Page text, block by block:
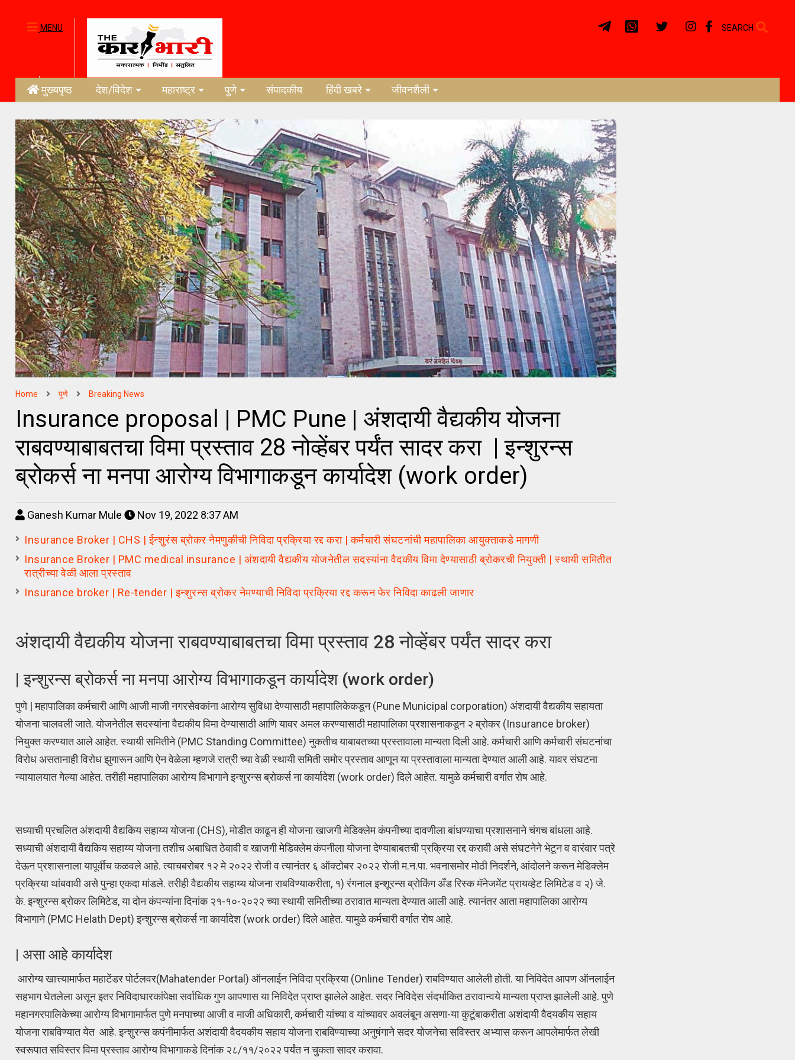
MENU SEARCH
मुख्यपृष्ठ देश/विदेश महाराष्ट्र पुणे संपादकीय हिंदी खबरे जीवनशैली
Home पुणे Breaking News
Insurance proposal | PMC Pune | अंशदायी वैद्यकीय योजना
राबवण्याबाबतचा विमा प्रस्ताव 28 नोव्हेंबर पर्यंत सादर करा | इन्शुरन्स
ब्रोकर्स ना मनपा आरोग्य विभागाकडून कार्यादेश (work order)
Ganesh Kumar Mule
Nov 19, 2022 8:37 AM
Insurance Broker | CHS | ईन्शुरंस ब्रोकर नेमणुकीची निविदा प्रक्रिया रद्द करा | कर्मचारी संघटनांची महापालिका आयुक्ताकडे मागणी
Insurance Broker | PMC medical insurance | अंशदायी वैद्यकीय योजनेतील सदस्यांना वैदकीय विमा देण्यासाठी ब्रोकरची नियुक्ती | स्थायी समितीत
रात्रीच्या वेळी आला प्रस्ताव
Insurance broker | Re-tender | इन्शुरन्स ब्रोकर नेमण्याची निविदा प्रक्रिया रद्द करून फेर निविदा काढली जाणार
अंशदायी वैद्यकीय योजना राबवण्याबाबतचा विमा प्रस्ताव 28 नोव्हेंबर पर्यंत सादर करा
| इन्शुरन्स ब्रोकर्स ना मनपा आरोग्य विभागाकडून कार्यादेश (work order)
पुणे | महापालिका कर्मचारी आणि आजी माजी नगरसेवकांना आरोग्य सुविधा देण्यासाठी महापालिकेकडून (Pune Municipal corporation) अंशदायी वैद्यकीय सहायता
योजना चालवली जाते. योजनेतील सदस्यांना वैद्यकीय विमा देण्यासाठी आणि यावर अमल करण्यासाठी महापालिका प्रशासनाकडून २ ब्रोकर (Insurance broker)
नियुक्त करण्यात आले आहेत. स्थायी समितीने (PMC Standing Committee) नुकतीच याबाबतच्या प्रस्तावाला मान्यता दिली आहे. कर्मचारी आणि कर्मचारी संघटनांचा
विरोध असतानाही विरोध झुगारून आणि ऐन वेळेला म्हणजे रात्री च्या वेळी स्थायी समिती समोर प्रस्ताव आणून या प्रस्तावाला मान्यता देण्यात आली आहे. यावर संघटना
न्यायालयात गेल्या आहेत. तरीही महापालिका आरोग्य विभागाने इन्शुरन्स ब्रोकर्स ना कार्यादेश (work order) दिले आहेत. यामुळे कर्मचारी वर्गात रोष आहे.
सध्याची प्रचलित अंशदायी वैद्यकिय सहाय्य योजना (CHS), मोडीत काढून ही योजना खाजगी मेडिक्लेम कंपनीच्या दावणीला बांधण्याचा प्रशासनाने चंगच बांधला आहे.
सध्याची अंशदायी वैद्यकिय सहाय्य योजना तशीच अबाधित ठेवावी व खाजगी मेडिक्लेम कंपनीला योजना देण्याबाबतची प्रक्रिया रद्द करावी असे संघटनेने भेटून व वारंवार पत्रे
देऊन प्रशासनाला यापूर्वीच कळवले आहे. त्याचबरोबर १२ मे २०२२ रोजी व त्यानंतर ६ ऑक्टोबर २०२२ रोजी म.न.पा. भवनासमोर मोठी निदर्शने, आंदोलने करून मेडिक्लेम
प्रक्रिया थांबवावी असे पुन्हा एकदा मांडले. तरीही वैद्यकीय सहाय्य योजना राबविण्याकरीता, १) रंगनाल इन्शूरन्स ब्रोकिंग अँड रिस्क मॅनेजमेंट प्रायव्हेट लिमिटेड व २) जे.
के. इन्शुरन्स ब्रोकर लिमिटेड, या दोन कंपन्यांना दिनांक २१-१०-२०२२ च्या स्थायी समितीच्या ठरावात मान्यता देण्यात आली आहे. त्यानंतर आता महापालिका आरोग्य
विभागाने (PMC Helath Dept) इन्शुरन्स ब्रोकर्स ना कार्यादेश (work order) दिले आहेत. यामुळे कर्मचारी वर्गात रोष आहे.
| असा आहे कार्यादेश
आरोग्य खात्त्यामार्फत महाटेंडर पोर्टलवर(Mahatender Portal) ऑनलाईन निविदा प्रक्रिया (Online Tender) राबविण्यात आलेली होती. या निविदेत आपण ऑनलाईन
सहभाग घेतलेला असून इतर निविदाधारकांपेक्षा सर्वाधिक गुण आपणास या निविदेत प्राप्त झालेले आहेत. सदर निविदेस संदर्भाकित ठरावान्वये मान्यता प्राप्त झालेली आहे. पुणे
महानगरपालिकेच्या आरोग्य विभागामार्फत पुणे मनपाच्या आजी व माजी अधिकारी, कर्मचारी यांच्या व यांच्यावर अवलंबून असणा-या कुटूंबाकरीता अशंदायी वैदयकीय सहाय
योजना राबविण्यात येत आहे. इन्शुरन्स कपंनीमार्फत अशंदायी वैदयकीय सहाय योजना राबविण्याच्या अनुषंगाने सदर योजनेचा सविस्तर अभ्यास करून आपलेमार्फत लेखी
स्वरूपात सविस्तर विमा प्रस्ताव आरोग्य विभागाकडे दिनांक २८/११/२०२२ पर्यंत न चुकता सादर करावा.